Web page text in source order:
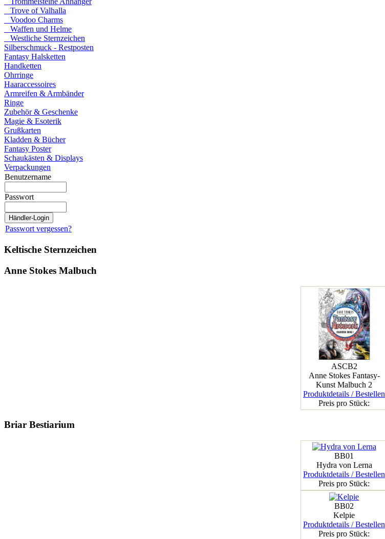
Trove of Valhalla
Voodoo Charms
Waffen und Helme
Westliche Sternzeichen
Silberschmuck - Restposten
Fantasy Halsketten
Handketten
Ohrringe
Haaraccessoires
Armreifen & Armbänder
Ringe
Zubehör & Geschenke
Magie & Esoterik
Grußkarten
Kladden & Bücher
Fantasy Poster
Schaukästen & Displays
Verpackungen
Benutzername
Passwort
Passwort vergessen?
Keltische Sternzeichen
Anne Stokes Malbuch
ASCB2
Anne Stokes Fantasy-
Kunst Malbuch 2
Produktdetails / Bestellen
Preis pro Stück:
Briar Bestiarium
BB01
Hydra von Lerna
Produktdetails / Bestellen
Preis pro Stück:
BB02
Kelpie
Produktdetails / Bestellen
Preis pro Stück: